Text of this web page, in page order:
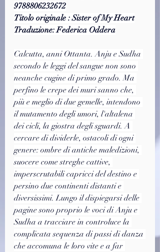
9788806232672
Titolo originale : Sister of My Heart
Traduzione: Federica Oddera
Calcutta, anni Ottanta. Anju e Sudha
secondo le leggi del sangue non sono
neanche cugine di primo grado. Ma
perfino le crepe dei muri sanno che,
più e meglio di due gemelle, intendono
il mutamento degli umori, l'altalena
dei cicli, la giostra degli sguardi. A
cercare di dividerle, ostacoli di ogni
genere: ombre di antiche maledizioni,
suocere come streghe cattive,
imperscrutabili capricci del destino e
persino due continenti distanti e
diversissimi. Lungo il dispiegarsi delle
pagine sono proprio le voci di Anju e
Sudha a tracciare in controluce la
complicata sequenza di passi di danza
che accomuna le loro vite e a far